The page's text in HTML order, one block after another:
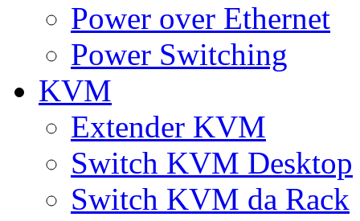
Power over Ethernet
Power Switching
KVM
Extender KVM
Switch KVM Desktop
Switch KVM da Rack